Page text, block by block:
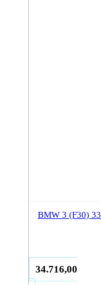
BMW 3 (F30)
34.716,00